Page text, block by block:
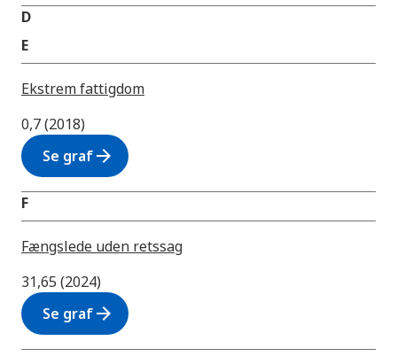
D
E
Ekstrem fattigdom
0,7 (2018)
Se grafarrow_forward
F
Fængslede uden retssag
31,65 (2024)
Se grafarrow_forward